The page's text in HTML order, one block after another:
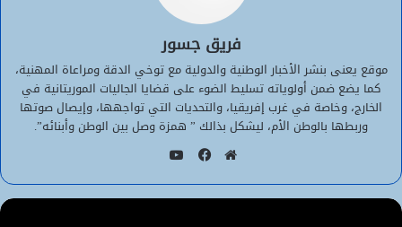
فريق جسور
موقع يعنى بنشر الأخبار الوطنية والدولية مع توخي الدقة ومراعاة المهنية،
كما يضع ضمن أولوياته تسليط الضوء على قضايا الجاليات الموريتانية في
الخارج، وخاصة في غرب إفريقيا، والتحديات التي تواجهها، وإيصال صوتها
وربطها بالوطن الأم، ليشكل بذالك ” همزة وصل بين الوطن وأبنائه”.
الويب